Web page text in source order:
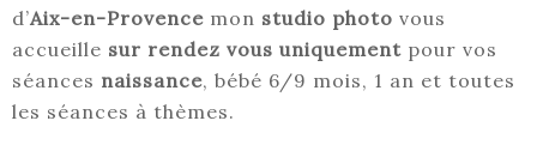
d’Aix-en-Provence mon studio photo vous
accueille sur rendez vous uniquement pour vos
séances naissance, bébé 6/9 mois, 1 an et toutes
les séances à thèmes.